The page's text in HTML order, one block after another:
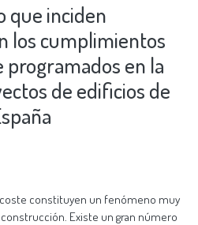
COMMUNITIES
COLLECTIONS
OF DSPACE
que inciden
los cumplimientos
en la
de edificios de
constituyen un fenómeno muy
Existe un gran número